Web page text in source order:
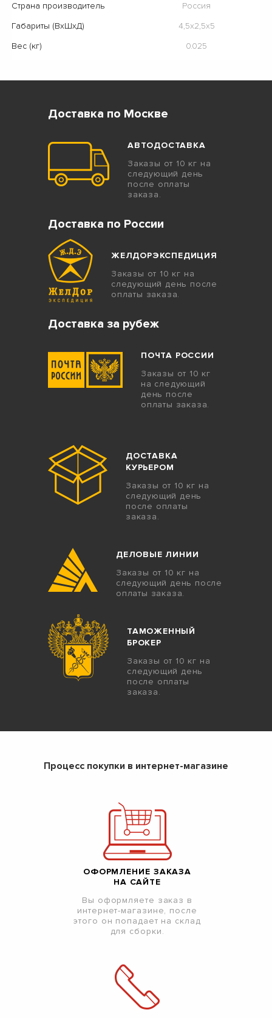
Страна производитель
Россия
Габариты (ВхШхД)
4,5х2,5х5
Вес (кг)
0.025
Доставка по Москве
АВТОДОСТАВКА
Заказы от 10 кг на
следующий день
после оплаты
заказа.
Доставка по России
ЖЕЛДОРЭКСПЕДИЦИЯ
Заказы от 10 кг на
следующий день после
оплаты заказа.
Доставка за рубеж
ПОЧТА РОССИИ
Заказы от 10 кг
на следующий
день после
оплаты заказа.
ДОСТАВКА
КУРЬЕРОМ
Заказы от 10 кг на
следующий день
после оплаты
заказа.
ДЕЛОВЫЕ ЛИНИИ
Заказы от 10 кг на
следующий день после
оплаты заказа.
ТАМОЖЕННЫЙ
БРОКЕР
Заказы от 10 кг на
следующий день
после оплаты
заказа.
Процесс покупки в интернет-магазине
ОФОРМЛЕНИЕ ЗАКАЗА
НА САЙТЕ
Вы оформляете заказ в
интернет-магазине, после
этого он попадает на склад
для сборки.